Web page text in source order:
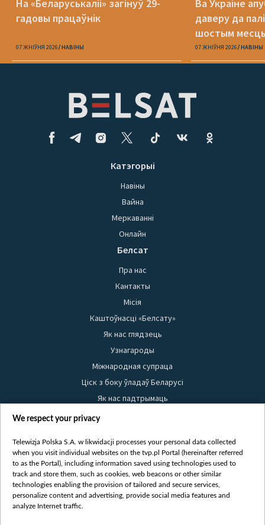
На «Беларуськаліі» загінуў 29-
гадовы працаўнік
07 ЖНІЎНЯ 2026 НАВІНЫ
Ва Украіне
даверу да
шостым
07 ЖНІЎНЯ 2026 НАВІНЫ
Катэгорыі
Навіны
Вайна
Меркаванні
Онлайн
Белсат
Пра нас
Кантакты
Місія
Каштоўнасці «Белсату»
Як нас глядзець
Узнагароды
Міжнародная супраца
Ціск з боку ўладаў Беларусі
Як нас падтрымаць
Правілы выкарыстання матэрыялаў
Бяспека
Youtube
Белсат news
Белсат Shorts
We respect your privacy
Telewizja Polska S.A. w likwidacji processes your personal data collected
when you visit individual websites on the tvp.pl Portal (hereinafter referred
to as the Portal), including information saved using technologies used to
track and store them, such as cookies, web beacons or other similar
technologies enabling the provision of tailored and secure services,
personalize content and advertising, provide social media features and
analyze Internet traffic.